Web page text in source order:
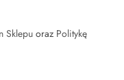
Sklepu oraz Politykę